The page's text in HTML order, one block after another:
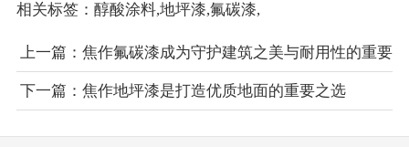
相关标签： 醇酸涂料,地坪漆,氟碳漆,
上一篇： 焦作氟碳漆成为守护建筑之美与耐用性的重要
选择
下一篇： 焦作地坪漆是打造优质地面的重要之选